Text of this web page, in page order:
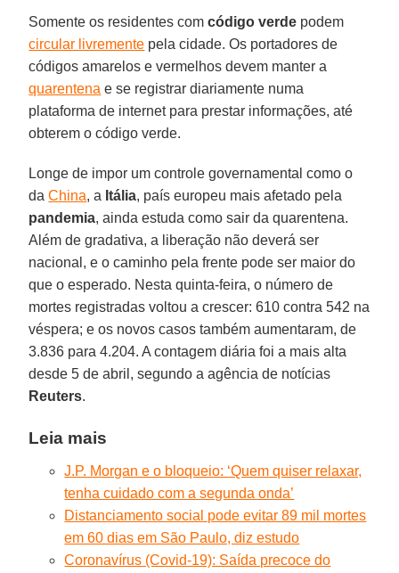
Somente os residentes comcódigo verde podem
circular livremente pela cidade. Os portadores de
códigos amarelos e vermelhos devem manter a
quarentena e se registrar diariamente numa
plataforma de internet para prestar informações, até
obterem o código verde.
Longe de impor um controle governamental como o
daChina, a Itália, país europeu mais afetado pela
pandemia, ainda estuda como sair da quarentena.
Além de gradativa, a liberação não deverá ser
nacional, e o caminho pela frente pode ser maior do
que o esperado. Nesta quinta-feira, o número de
mortes registradas voltou a crescer: 610 contra 542 na
véspera; e os novos casos também aumentaram, de
3.836 para 4.204. A contagem diária foi a mais alta
desde 5 de abril, segundo a agência de notícias
Reuters.
Leia mais
J.P. Morgan e o bloqueio: ‘Quem quiser relaxar,
tenha cuidado com a segunda onda’
Distanciamento social pode evitar 89 mil mortes
em 60 dias em São Paulo, diz estudo
Coronavírus (Covid-19): Saída precoce do